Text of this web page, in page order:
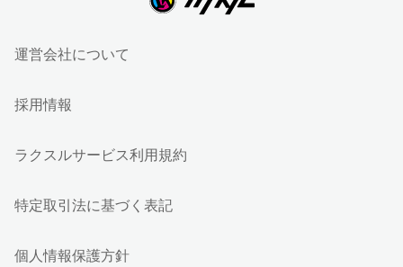
運営会社について
採用情報
ラクスルサービス利用規約
特定取引法に基づく表記
個人情報保護方針